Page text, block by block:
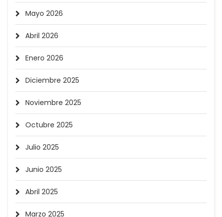
Mayo 2026
Abril 2026
Enero 2026
Diciembre 2025
Noviembre 2025
Octubre 2025
Julio 2025
Junio 2025
Abril 2025
Marzo 2025